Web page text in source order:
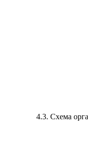
4.3. Схема